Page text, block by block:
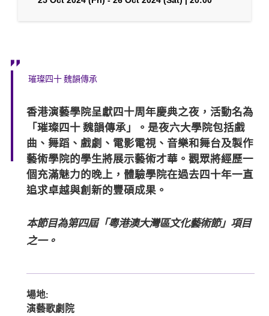
璀璨四十 魏韻傳承
香港演藝學院呈獻四十周年慶典之夜，活動名為
「璀璨四十 魏韻傳承」。是夜六大學院包括戲
曲、舞蹈、戲劇、電影電視、音樂和舞台及製作
藝術學院的學生將展示藝術才華。觀眾將經歷一
個充滿魅力的晚上，體驗學院在過去四十年一直
追求卓越與創新的豐碩成果。
本節目為第四屆「粵港澳大灣區文化藝術節」項目
之一。
場地:
演藝歌劇院